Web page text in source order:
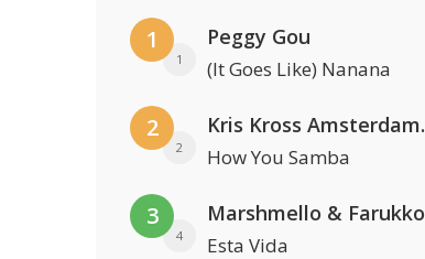
1
1
Peggy Gou
(It Goes Like) Nanana
2
2 How You Samba
3
4
Marshmello & Farukko
Esta Vida